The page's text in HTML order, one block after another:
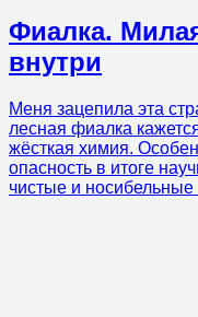
Фиалка.
внутри
Меня зацепила эта
лесная фиалка
жёсткая химия.
опасность в итоге
чистые и носибельные